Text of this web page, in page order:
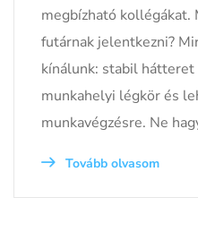
megbízható
futárnak jelentkezni?
kínálunk: stabil hátteret
munkahelyi légkör és
munkavégzésre. Ne
Tovább olvasom